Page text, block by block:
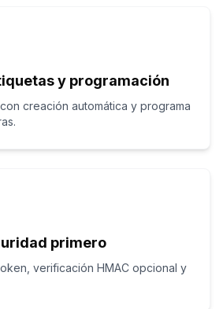
y programación
creación automática y programa
primero
verificación HMAC opcional y